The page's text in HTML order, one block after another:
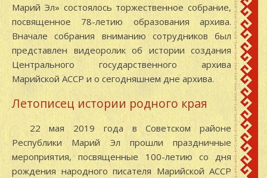
Марий Эл» состоялось торжественное собрание,
посвященное 78-летию образования архива.
Вначале собрания вниманию сотрудников был
представлен видеоролик об истории создания
Центрального государственного архива
Марийской АССР и о сегодняшнем дне архива.
Летописец истории родного края
22 мая 2019 года в Советском районе
Республики Марий Эл прошли праздничные
мероприятия, посвященные 100-летию со дня
рождения народного писателя Марийской АССР